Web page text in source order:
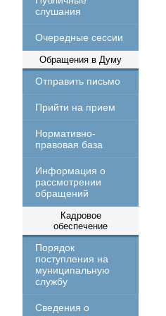
слушания
Очередные сессии
Обращения в Думу
Отправить письмо
Прийти на прием
Нормативно-
правовая база
Информация о
рассмотрении
обращений
Кадровое
обеспечение
Порядок
поступления на
муниципальную
службу
Сведения о